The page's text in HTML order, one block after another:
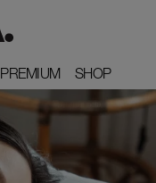
PREMIUM
PREMIUM SHOP
SHOP